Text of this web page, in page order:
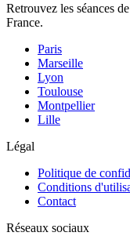
Retrouvez les séances
France.
Paris
Marseille
Lyon
Toulouse
Montpellier
Lille
Légal
Politique de
Conditions
Contact
Réseaux sociaux